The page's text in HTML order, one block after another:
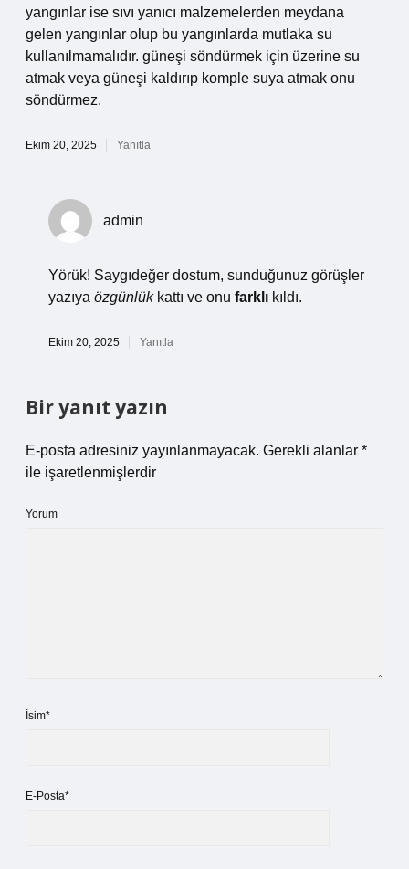
yangınlar ise sıvı yanıcı malzemelerden meydana
gelen yangınlar olup bu yangınlarda mutlaka su
kullanılmamalıdır. güneşi söndürmek için üzerine su
atmak veya güneşi kaldırıp komple suya atmak onu
söndürmez.
Ekim 20, 2025 Yanıtla
admin
Yörük! Saygıdeğer dostum, sunduğunuz görüşler
yazıya özgünlükkattı ve onu farklı kıldı.
Ekim 20, 2025 Yanıtla
Bir yanıt yazın
E-posta adresiniz yayınlanmayacak. Gerekli alanlar *
ile işaretlenmişlerdir
Yorum
İsim*
E-Posta*